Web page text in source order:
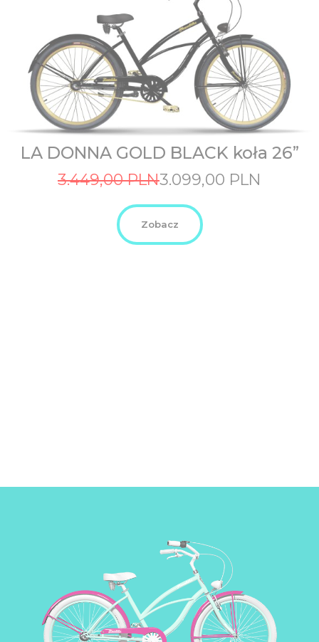
LA DONNA GOLD BLACK koła 26”
3.449,00PLNOriginal
price
3.449,00
PLN.
3.099,00 PLN
Zobacz